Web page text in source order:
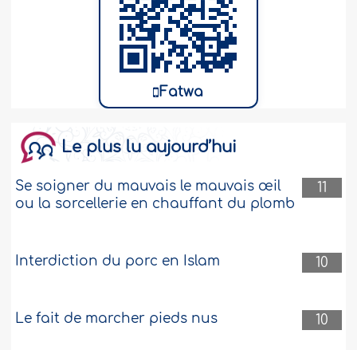
Fatwa
Le plus lu aujourd’hui
11
Se soigner du mauvais le mauvais œil
ou la sorcellerie en chauffant du plomb
10
Interdiction du porc en Islam
10
Le fait de marcher pieds nus